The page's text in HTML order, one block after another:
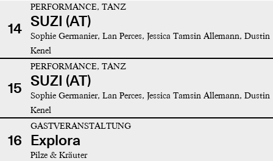
14
PERFORMANCE, TANZ
SUZI (AT)
Sophie Germanier, Lan Perces, Jessica Tamsin Allemann, Dustin
Kenel
15
PERFORMANCE, TANZ
SUZI (AT)
Sophie Germanier, Lan Perces, Jessica Tamsin Allemann, Dustin
Kenel
16
GASTVERANSTALTUNG
Explora
Pilze & Kräuter